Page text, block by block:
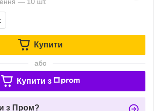
Купити
або
Купити з
з Пром?